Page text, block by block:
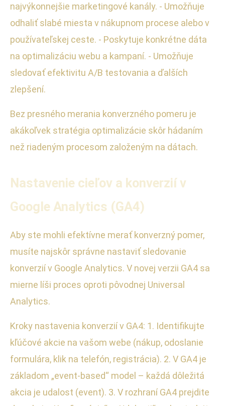
najvýkonnejšie marketingové kanály. - Umožňuje
odhaliť slabé miesta v nákupnom procese alebo v
používateľskej ceste. - Poskytuje konkrétne dáta
na optimalizáciu webu a kampaní. - Umožňuje
sledovať efektivitu A/B testovania a ďalších
zlepšení.
Bez presného merania konverzného pomeru je
akákoľvek stratégia optimalizácie skôr hádaním
než riadeným procesom založeným na dátach.
Nastavenie cieľov a konverzií v
Google Analytics (GA4)
Aby ste mohli efektívne merať konverzný pomer,
musíte najskôr správne nastaviť sledovanie
konverzií v Google Analytics. V novej verzii GA4 sa
mierne líši proces oproti pôvodnej Universal
Analytics.
Kroky nastavenia konverzií v GA4: 1. Identifikujte
kľúčové akcie na vašom webe (nákup, odoslanie
formulára, klik na telefón, registrácia). 2. V GA4 je
základom „event-based“ model – každá dôležitá
akcia je udalost (event). 3. V rozhraní GA4 prejdite